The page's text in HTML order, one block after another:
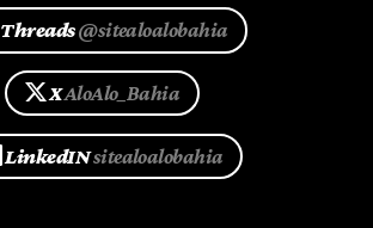
Threads@sitealoalobahia
XAloAlo_Bahia
LinkedINsitealoalobahia